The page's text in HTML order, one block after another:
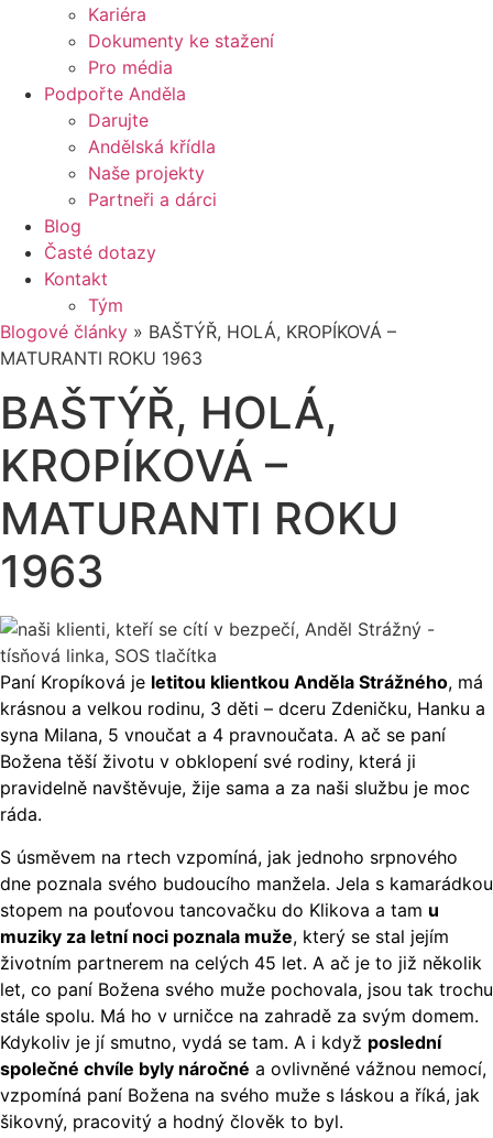
Kariéra
Dokumenty ke stažení
Pro média
Podpořte Anděla
Darujte
Andělská křídla
Naše projekty
Partneři a dárci
Blog
Časté dotazy
Kontakt
Tým
Blogové články » BAŠTÝŘ, HOLÁ, KROPÍKOVÁ –
MATURANTI ROKU 1963
BAŠTÝŘ, HOLÁ,
KROPÍKOVÁ –
MATURANTI ROKU
1963
Paní Kropíková je letitou klientkou Anděla Strážného, má
krásnou a velkou rodinu, 3 děti – dceru Zdeničku, Hanku a
syna Milana, 5 vnoučat a 4 pravnoučata. A ač se paní
Božena těší životu v obklopení své rodiny, která ji
pravidelně navštěvuje, žije sama a za naši službu je moc
ráda.
S úsměvem na rtech vzpomíná, jak jednoho srpnového
dne poznala svého budoucího manžela. Jela s kamarádkou
stopem na pouťovou tancovačku do Klikova a tam u
muziky za letní noci poznala muže, který se stal jejím
životním partnerem na celých 45 let. A ač je to již několik
let, co paní Božena svého muže pochovala, jsou tak trochu
stále spolu. Má ho v urničce na zahradě za svým domem.
Kdykoliv je jí smutno, vydá se tam. A i když poslední
společné chvíle byly náročné a ovlivněné vážnou nemocí,
vzpomíná paní Božena na svého muže s láskou a říká, jak
šikovný, pracovitý a hodný člověk to byl.